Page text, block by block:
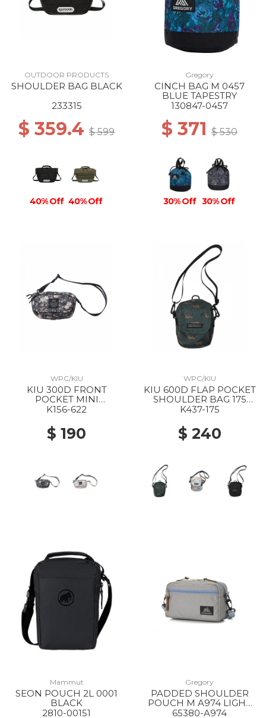
OUTDOOR PRODUCTS
SHOULDER BAG BLACK
233315
$ 359.4 $ 599
40% Off 40% Off
Gregory
CINCH BAG M 0457
BLUE TAPESTRY
130847-0457
$ 371 $ 530
30% Off 30% Off
WPC/KIU
KIU 300D FRONT
POCKET MINI
SHOULDER BAG 622
K156-622
$ 190
WPC/KIU
KIU 600D FLAP POCKET
SHOULDER BAG 175
LEOPARD
K437-175
$ 240
Mammut
SEON POUCH 2L 0001
BLACK
2810-00151
Gregory
PADDED SHOULDER
POUCH M A974 LIGHT
GREY X BLUE GREY
65380-A974